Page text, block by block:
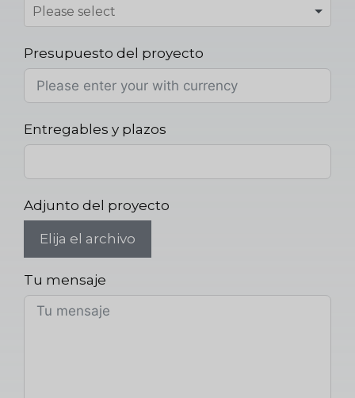
Presupuesto del proyecto
Entregables y plazos
Adjunto del proyecto
Elija el archivo
Tu mensaje